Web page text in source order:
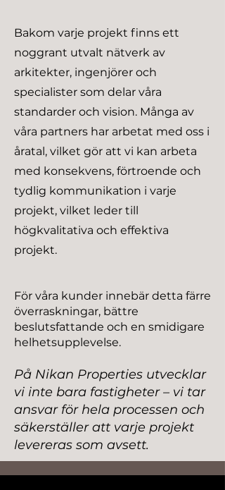
Bakom varje projekt finns ett
noggrant utvalt nätverk av
arkitekter, ingenjörer och
specialister som delar våra
standarder och vision. Många av
våra partners har arbetat med oss i
åratal, vilket gör att vi kan arbeta
med konsekvens, förtroende och
tydlig kommunikation i varje
projekt, vilket leder till
högkvalitativa och effektiva
projekt.
För våra kunder innebär detta färre
överraskningar, bättre
beslutsfattande och en smidigare
helhetsupplevelse.
På Nikan Properties utvecklar
vi inte bara fastigheter – vi tar
ansvar för hela processen och
säkerställer att varje projekt
levereras som avsett.